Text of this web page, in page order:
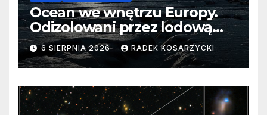
Ocean we wnętrzu Europy.
Odizolowani przez lodową
barierę
6 SIERPNIA 2026 RADEK KOSARZYCKI